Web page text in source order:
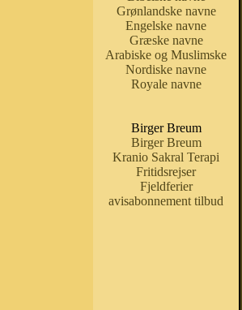
Grønlandske navne
Engelske navne
Græske navne
Arabiske og Muslimske
Nordiske navne
Royale navne
Birger Breum
Birger Breum
Kranio Sakral Terapi
Fritidsrejser
Fjeldferier
avisabonnement tilbud